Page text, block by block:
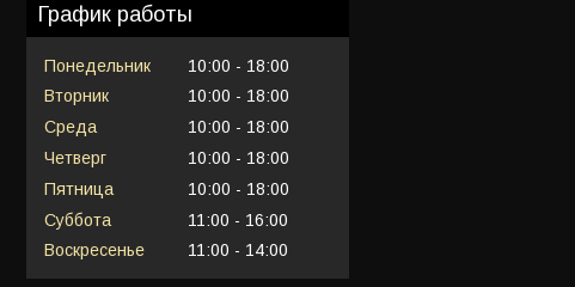
График работы
Понедельник 10:00
18:00
Вторник
10:00
18:00
Среда
10:00
18:00
Четверг
10:00
18:00
Пятница
10:00
18:00
Суббота
11:00
16:00
Воскресенье
11:00 14:00